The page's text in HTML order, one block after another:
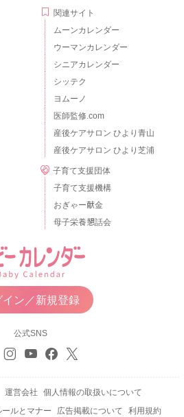
関連サイト
ムーンカレンダー
ウーマンカレンダー
シニアカレンダー
シッテク
ヨムーノ
医師監修.com
産後ケアサロン ひより青山
産後ケアサロン ひより芝浦
子育て支援団体
子育て支援機構
おぎゃー献金
母子栄養懇話会
イン／新規登録
公式SNS
運営会社
個人情報の取扱いについて
ルとマナー 広告掲載について 利用規約